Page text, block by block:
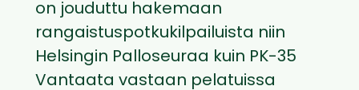
on jouduttu hakemaan
rangaistuspotkukilpailuista niin
Helsingin Palloseuraa kuin PK-35
Vantaata vastaan pelatuissa